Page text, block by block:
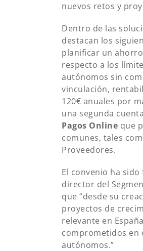
nuevos retos y
Dentro de las
destacan los
planificar un
respecto a los
autónomos sin
vinculación,
120€ anuales por
una segunda
Pagos Online que
comunes, tales
Proveedores.
El convenio ha
director del
que “desde su
proyectos de
relevante en
comprometidos en
autónomos.”